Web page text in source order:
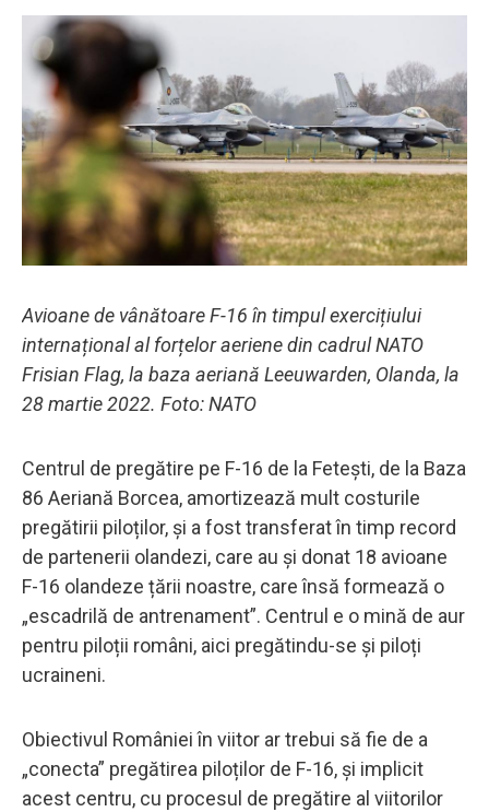
Avioane de vânătoare F-16 în timpul exercițiului
internațional al forțelor aeriene din cadrul NATO
Frisian Flag, la baza aeriană Leeuwarden, Olanda, la
28 martie 2022. Foto: NATO
Centrul de pregătire pe F-16 de la Fetești, de la Baza
86 Aeriană Borcea, amortizează mult costurile
pregătirii piloților, și a fost transferat în timp record
de partenerii olandezi, care au și donat 18 avioane
F-16 olandeze țării noastre, care însă formează o
„escadrilă de antrenament”. Centrul e o mină de aur
pentru piloții români, aici pregătindu-se și piloți
ucraineni.
Obiectivul României în viitor ar trebui să fie de a
„conecta” pregătirea piloților de F-16, și implicit
acest centru, cu procesul de pregătire al viitorilor